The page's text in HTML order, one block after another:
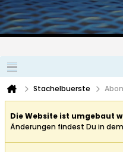
Stachelbuerste
Die Website ist umgebaut
Änderungen findest Du in dem